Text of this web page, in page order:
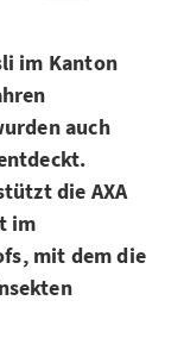
im Kanton
auch
die AXA
im
mit dem die